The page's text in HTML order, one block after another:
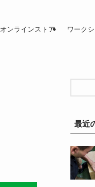
オンラインストア ワーク
索
最近